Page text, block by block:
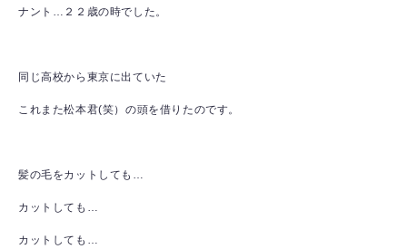
ナント…２２歳の時でした。
同じ高校から東京に出ていた
これまた松本君(笑）の頭を借りたのです。
髪の毛をカットしても…
カットしても…
カットしても…